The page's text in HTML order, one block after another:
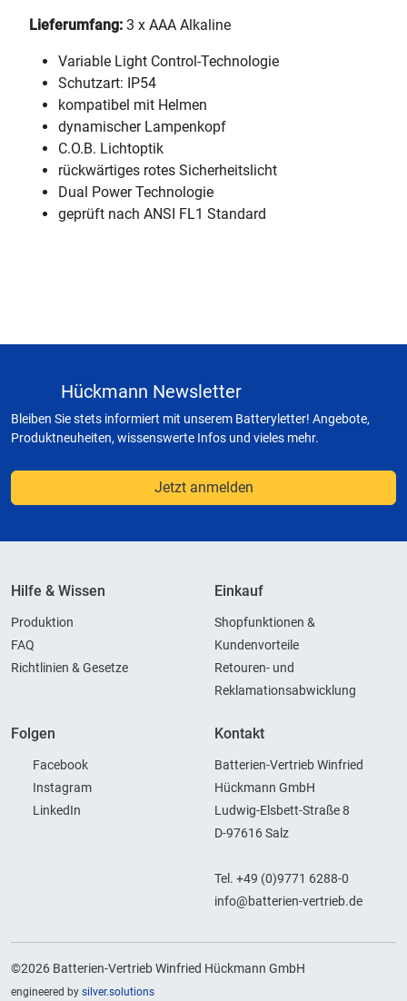
Lieferumfang: 3 x AAA Alkaline
Variable Light Control-Technologie
Schutzart: IP54
kompatibel mit Helmen
dynamischer Lampenkopf
C.O.B. Lichtoptik
rückwärtiges rotes Sicherheitslicht
Dual Power Technologie
geprüft nach ANSI FL1 Standard
Hückmann Newsletter
Bleiben Sie stets informiert mit unserem Batteryletter! Angebote,
Produktneuheiten, wissenswerte Infos und vieles mehr.
Jetzt anmelden
Hilfe & Wissen
Produktion
FAQ
Richtlinien & Gesetze
Einkauf
Shopfunktionen &
Kundenvorteile
Retouren- und
Reklamationsabwicklung
Folgen
Facebook
Instagram
LinkedIn
Kontakt
Batterien-Vertrieb Winfried
Hückmann GmbH
Ludwig-Elsbett-Straße 8
D-97616 Salz
Tel. +49 (0)9771 6288-0
info@batterien-vertrieb.de
©2026 Batterien-Vertrieb Winfried Hückmann GmbH
engineered by silver.solutions